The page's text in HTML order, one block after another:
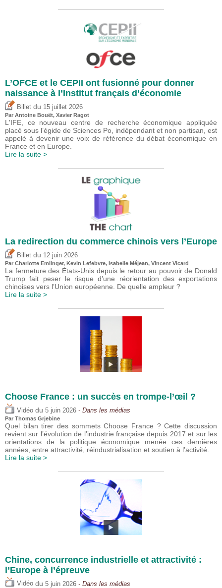
L’OFCE et le CEPII ont fusionné pour donner
naissance à l’Institut français d’économie
Billet du 15 juillet 2026
Par Antoine Bouët, Xavier Ragot
L'IFE, ce nouveau centre de recherche économique appliquée
placé sous l’égide de Sciences Po, indépendant et non partisan, est
appelé à devenir une voix de référence du débat économique en
France et en Europe.
Lire la suite >
La redirection du commerce chinois vers l’Europe
Billet du 12 juin 2026
Par Charlotte Emlinger, Kevin Lefebvre, Isabelle Méjean, Vincent Vicard
La fermeture des États-Unis depuis le retour au pouvoir de Donald
Trump fait peser le risque d’une réorientation des exportations
chinoises vers l’Union européenne. De quelle ampleur ?
Lire la suite >
Choose France : un succès en trompe-l’œil ?
Vidéo du 5 juin 2026 - Dans les médias
Par Thomas Grjebine
Quel bilan tirer des sommets Choose France ? Cette discussion
revient sur l’évolution de l’industrie française depuis 2017 et sur les
orientations de la politique économique menée ces dernières
années, entre attractivité, réindustrialisation et soutien à l’activité.
Lire la suite >
Chine, concurrence industrielle et attractivité :
l’Europe à l’épreuve
Vidéo du 5 juin 2026 - Dans les médias